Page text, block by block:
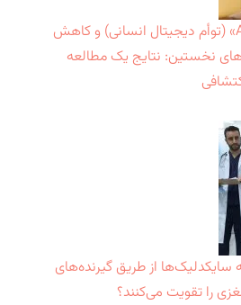
فناوری «Another Me» (توأم دیجیتال انسانی) و کاهش
نخستین: نتایج یک مطالعه
سایکدلیک‌ها از طریق گیرنده‌های
را تقویت می‌کنند؟